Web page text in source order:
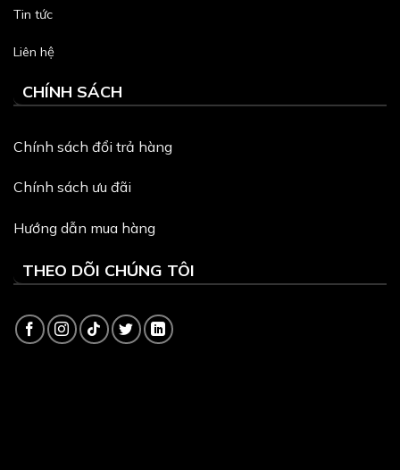
Tin tức
Liên hệ
CHÍNH SÁCH
Chính sách đổi trả hàng
Chính sách ưu đãi
Hướng dẫn mua hàng
THEO DÕI CHÚNG TÔI